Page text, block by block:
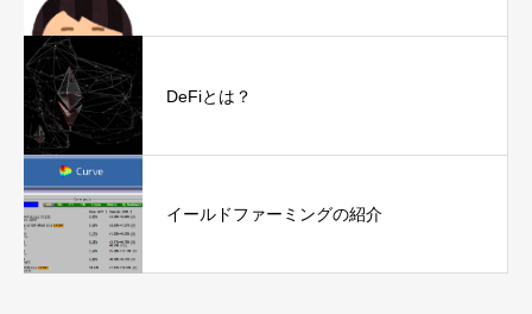
DeFiとは？
イールドファーミングの紹介